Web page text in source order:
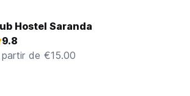
Hostel Saranda
9.8
de €15.00